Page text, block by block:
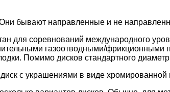
бывают направленные и не
для соревнований международного
газоотводными/фрикционными
Помимо дисков стандартного
с украшениями в виде хромированной